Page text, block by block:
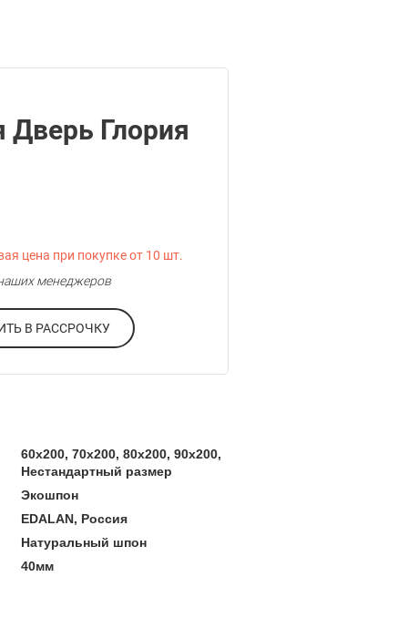
Глория
цена при покупке от 10 шт.
менеджеров
ОФОРМИТЬ В РАССРОЧКУ
60x200, 70x200, 80x200, 90x200,
Нестандартный размер
Экошпон
EDALAN, Россия
Натуральный шпон
40мм